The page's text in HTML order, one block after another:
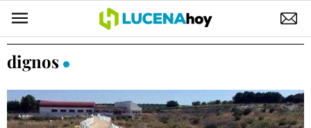
POLÍTICA
ELECCIONES
dignos